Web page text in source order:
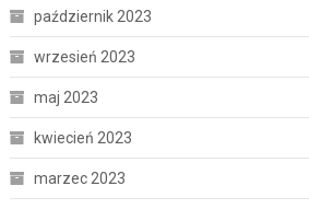
październik 2023
wrzesień 2023
maj 2023
kwiecień 2023
marzec 2023